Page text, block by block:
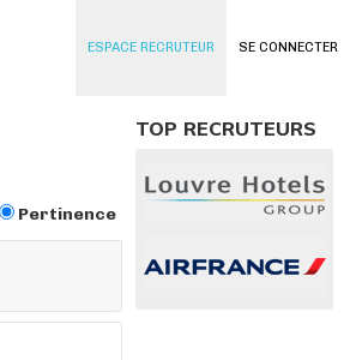
SE CONNECTER
ESPACE RECRUTEUR
Pertinence
TOP RECRUTEURS